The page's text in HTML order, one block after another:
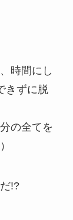
時間にし
きずに脱
の全てを
!?